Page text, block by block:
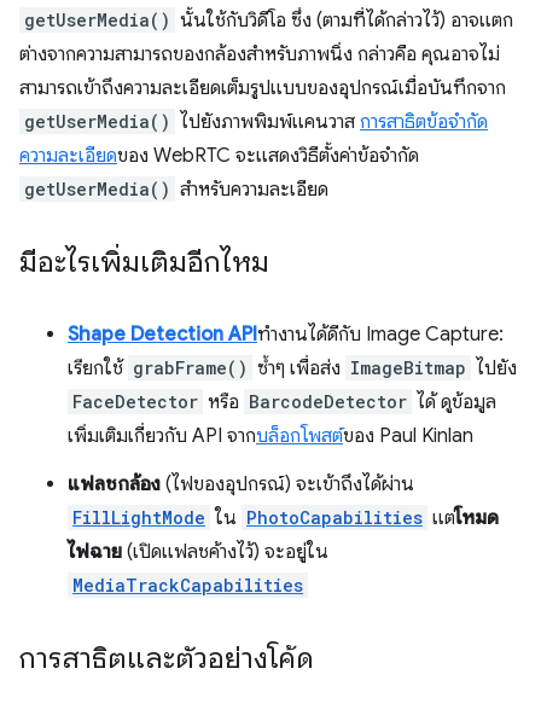
getUserMedia() นั้นใช้กับวิดีโอ ซึ่ง (ตามที่ได้กล่าวไว้) อาจแตก
ต่างจากความสามารถของกล้องสำหรับภาพนิ่ง กล่าวคือ คุณอาจไม่
สามารถเข้าถึงความละเอียดเต็มรูปแบบของอุปกรณ์เมื่อบันทึกจาก
getUserMedia() ไปยังภาพพิมพ์แคนวาส การสาธิตข้อจำกัด
ความละเอียดของ WebRTC จะแสดงวิธีตั้งค่าข้อจำกัด
getUserMedia() สำหรับความละเอียด
มีอะไรเพิ่มเติมอีกไหม
Shape Detection APIทำงานได้ดีกับ Image Capture:
เรียกใช้ grabFrame() ซ้ำๆ เพื่อส่ง ImageBitmap ไปยัง
FaceDetector หรือ BarcodeDetector ได้ ดูข้อมูล
เพิ่มเติมเกี่ยวกับ API จากบล็อกโพสต์ของ Paul Kinlan
แฟลชกล้อง (ไฟของอุปกรณ์) จะเข้าถึงได้ผ่าน
FillLightMode ใน PhotoCapabilities แต่โหมด
ไฟฉาย (เปิดแฟลชค้างไว้) จะอยู่ใน
MediaTrackCapabilities
การสาธิตและตัวอย่างโค้ด